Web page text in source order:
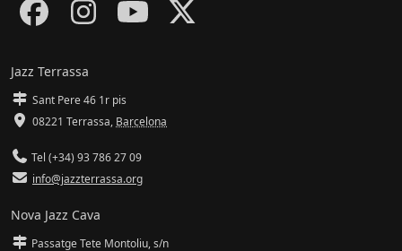
Jazz Terrassa
Sant Pere 46 1r pis
08221 Terrassa, Barcelona
Tel (+34) 93 786 27 09
info@jazzterrassa.org
Nova Jazz Cava
Passatge Tete Montoliu, s/n